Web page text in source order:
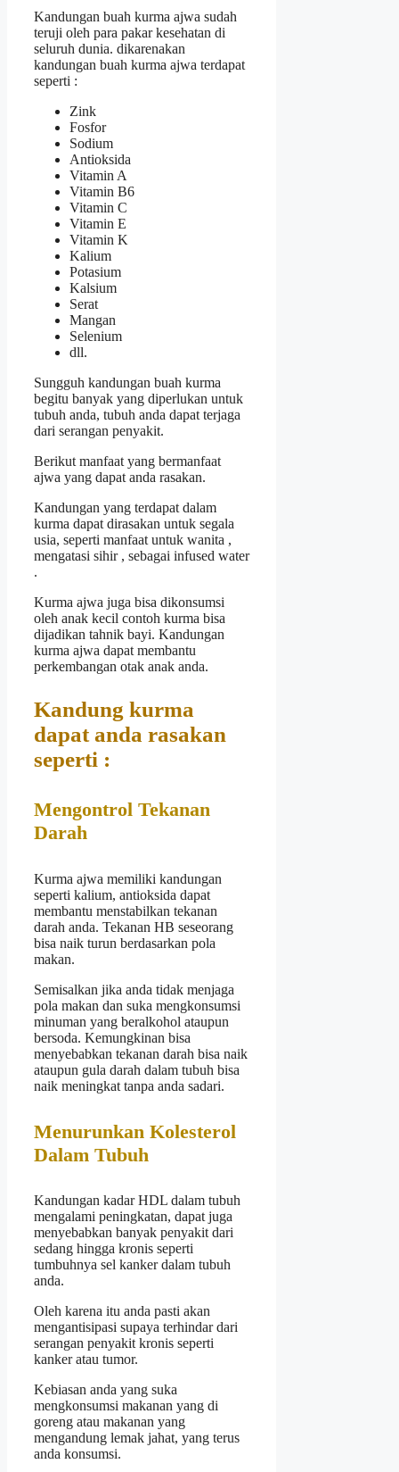
Kandungan buah kurma ajwa sudah
teruji oleh para pakar kesehatan di
seluruh dunia. dikarenakan
kandungan buah kurma ajwa terdapat
seperti :
Zink
Fosfor
Sodium
Antioksida
Vitamin A
Vitamin B6
Vitamin C
Vitamin E
Vitamin K
Kalium
Potasium
Kalsium
Serat
Mangan
Selenium
dll.
Sungguh kandungan buah kurma
begitu banyak yang diperlukan untuk
tubuh anda, tubuh anda dapat terjaga
dari serangan penyakit.
Berikut manfaat yang bermanfaat
ajwa yang dapat anda rasakan.
Kandungan yang terdapat dalam
kurma dapat dirasakan untuk segala
usia, seperti manfaat untuk wanita ,
mengatasi sihir , sebagai infused water
.
Kurma ajwa juga bisa dikonsumsi
oleh anak kecil contoh kurma bisa
dijadikan tahnik bayi. Kandungan
kurma ajwa dapat membantu
perkembangan otak anak anda.
Kandung kurma
dapat anda rasakan
seperti :
Mengontrol Tekanan
Darah
Kurma ajwa memiliki kandungan
seperti kalium, antioksida dapat
membantu menstabilkan tekanan
darah anda. Tekanan HB seseorang
bisa naik turun berdasarkan pola
makan.
Semisalkan jika anda tidak menjaga
pola makan dan suka mengkonsumsi
minuman yang beralkohol ataupun
bersoda. Kemungkinan bisa
menyebabkan tekanan darah bisa naik
ataupun gula darah dalam tubuh bisa
naik meningkat tanpa anda sadari.
Menurunkan Kolesterol
Dalam Tubuh
Kandungan kadar HDL dalam tubuh
mengalami peningkatan, dapat juga
menyebabkan banyak penyakit dari
sedang hingga kronis seperti
tumbuhnya sel kanker dalam tubuh
anda.
Oleh karena itu anda pasti akan
mengantisipasi supaya terhindar dari
serangan penyakit kronis seperti
kanker atau tumor.
Kebiasan anda yang suka
mengkonsumsi makanan yang di
goreng atau makanan yang
mengandung lemak jahat, yang terus
anda konsumsi.